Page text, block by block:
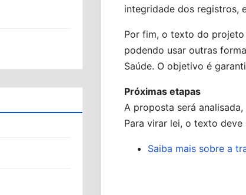
integridade dos registros,
Por fim, o texto do projeto
podendo usar outras
Saúde. O objetivo é
Próximas etapas
A proposta será analisada,
Para virar lei, o texto deve
Saiba mais sobre a